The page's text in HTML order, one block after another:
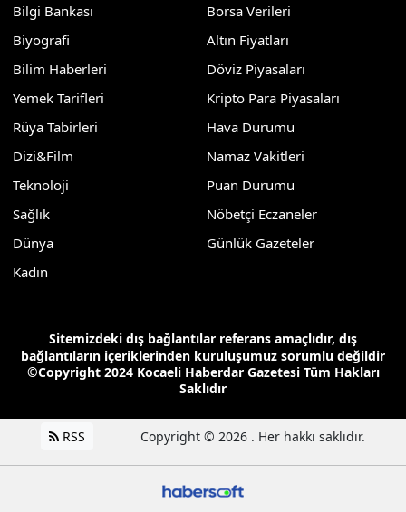
Bilgi Bankası
Biyografi
Bilim Haberleri
Yemek Tarifleri
Rüya Tabirleri
Dizi&Film
Teknoloji
Sağlık
Dünya
Kadın
Borsa Verileri
Altın Fiyatları
Döviz Piyasaları
Kripto Para Piyasaları
Hava Durumu
Namaz Vakitleri
Puan Durumu
Nöbetçi Eczaneler
Günlük Gazeteler
Sitemizdeki dış bağlantılar referans amaçlıdır, dış
bağlantıların içeriklerinden kuruluşumuz sorumlu değildir
©Copyright 2024 Kocaeli Haberdar Gazetesi Tüm Hakları
Saklıdır
RSS Copyright © 2026 . Her hakkı saklıdır.